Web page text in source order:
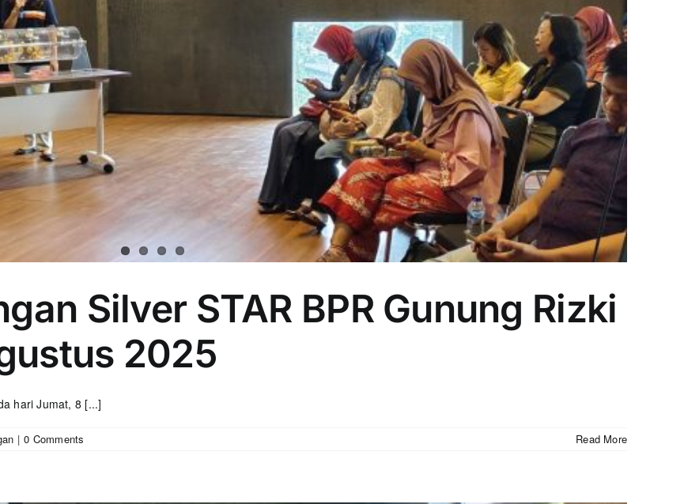
Silver STAR BPR Gunung Rizki
2025
hari Jumat, 8 [...]
| 0 Comments Read More